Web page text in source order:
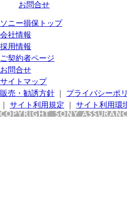
お問合せ
ソニー損保トップ
会社情報
採用情報
ご契約者ページ
お問合せ
サイトマップ
販売・勧誘方針
プライバシーポ
サイト利用規定 サイト利用環